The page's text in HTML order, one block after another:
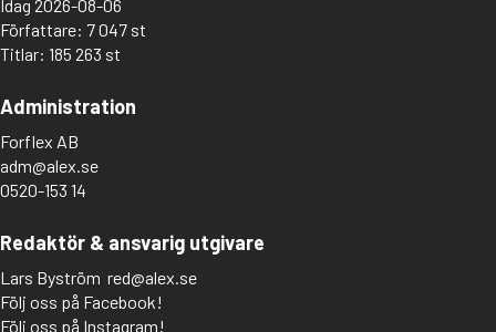
Idag 2026-08-06
Författare: 7 047 st
Titlar: 185 263 st
Administration
Forflex AB
adm@alex.se
0520-153 14
Redaktör & ansvarig utgivare
Lars Byström red@alex.se
Följ oss på Facebook!
Följ oss på Instagram!